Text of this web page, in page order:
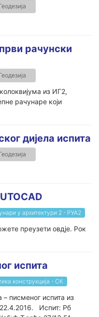
рачунски
из ИГ2,
рачунаре који
дијела испита
у архитектури 2 - РУА2
преузети овдје. Рок
испита
конструкција - СК
– писменог испита из
22.4.2016. Испит: Рб